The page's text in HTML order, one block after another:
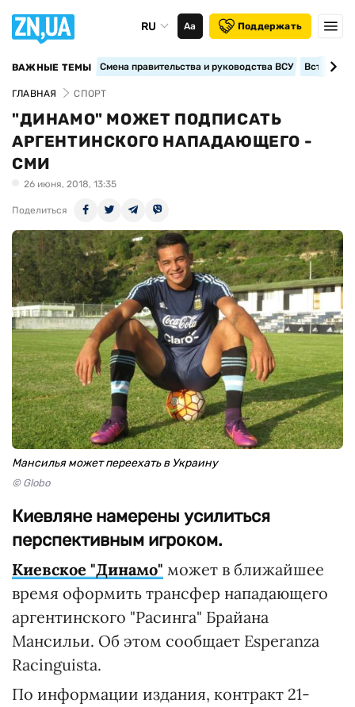
RU Аа Поддержать
ВАЖНЫЕ ТЕМЫ Смена правительства и руководства ВСУ
ГЛАВНАЯ СПОРТ
"ДИНАМО" МОЖЕТ ПОДПИСАТЬ
АРГЕНТИНСКОГО НАПАДАЮЩЕГО -
СМИ
26 июня, 2018, 13:35
Поделиться
Мансилья может переехать в Украину
© Globo
Киевляне намерены усилиться
перспективным игроком.
Киевское "Динамо" может в ближайшее
время оформить трансфер нападающего
аргентинского "Расинга" Брайана
Мансильи. Об этом сообщает Esperanza
Racinguista.
По информации издания, контракт 21-